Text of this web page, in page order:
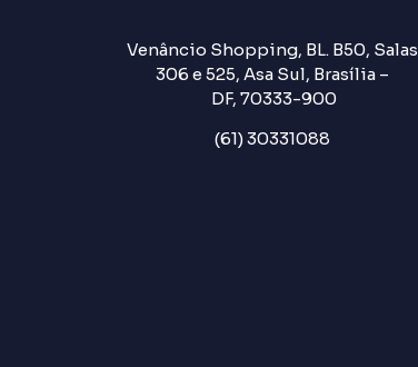
Venâncio Shopping, BL. B50, Salas
306 e 525, Asa Sul, Brasília –
DF, 70333-900
(61) 30331088